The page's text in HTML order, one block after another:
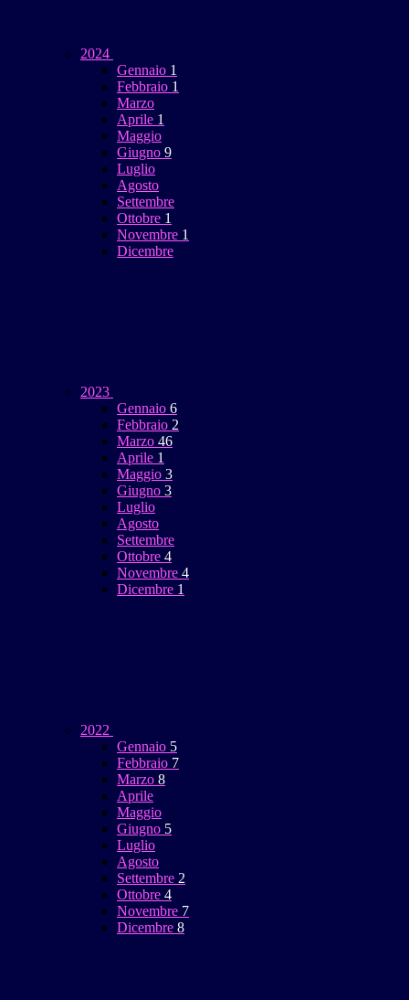
2024
Gennaio 1
Febbraio 1
Marzo
Aprile 1
Maggio
Giugno 9
Luglio
Agosto
Settembre
Ottobre 1
Novembre 1
Dicembre
2023
Gennaio 6
Febbraio 2
Marzo 46
Aprile 1
Maggio 3
Giugno 3
Luglio
Agosto
Settembre
Ottobre 4
Novembre 4
Dicembre 1
2022
Gennaio 5
Febbraio 7
Marzo 8
Aprile
Maggio
Giugno 5
Luglio
Agosto
Settembre 2
Ottobre 4
Novembre 7
Dicembre 8